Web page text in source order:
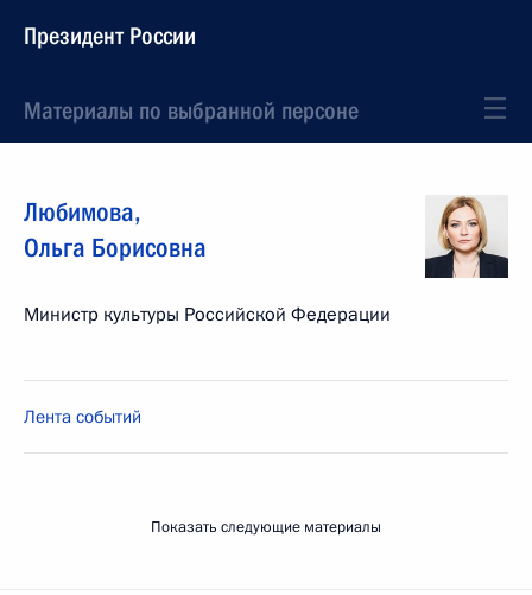
Президент России
Материалы по выбранной персоне
Любимова,
Ольга Борисовна
Министр культуры Российской Федерации
Лента событий
Показать следующие материалы